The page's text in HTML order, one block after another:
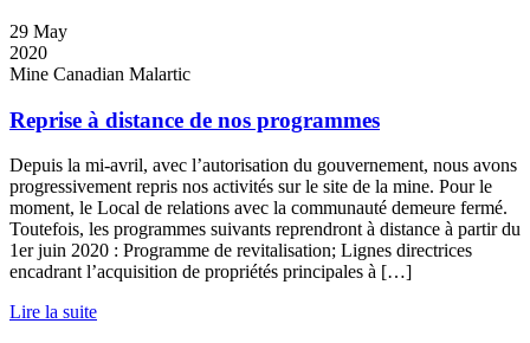
29 May
2020
Mine Canadian Malartic
Reprise à distance de nos programmes
Depuis la mi-avril, avec l’autorisation du gouvernement, nous avons
progressivement repris nos activités sur le site de la mine. Pour le
moment, le Local de relations avec la communauté demeure fermé.
Toutefois, les programmes suivants reprendront à distance à partir du
1er juin 2020 : Programme de revitalisation; Lignes directrices
encadrant l’acquisition de propriétés principales à […]
Lire la suite